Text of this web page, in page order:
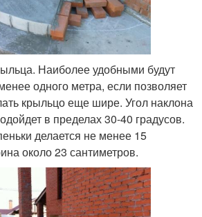
Наиболее удобными будут
одного метра, если позволяет
крыльцо еще шире. Угол наклона
в пределах 30-40 градусов.
делается не менее 15
около 23 сантиметров.